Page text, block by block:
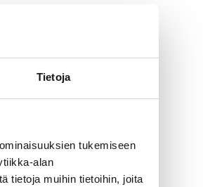
Tietoja
tukemiseen
alan
tietoja muihin tietoihin, joita